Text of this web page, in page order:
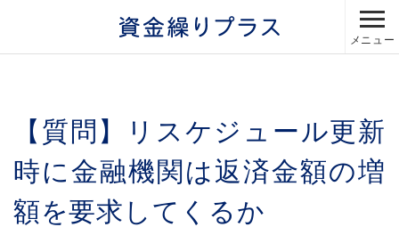
メニュー
【質問】リスケジュール更新
時に金融機関は返済金額の増
額を要求してくるか